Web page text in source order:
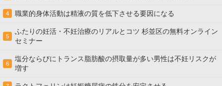
4 職業的身体活動は精液の質を低下させる要因になる
5
ふたりの妊活・不妊治療のリアルとコツ 杉並区の無料オンライン
セミナー
6
塩分ならびにトランス脂肪酸の摂取量が多い男性は不妊リスクが
増す